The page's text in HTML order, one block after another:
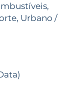
,
, Urbano /